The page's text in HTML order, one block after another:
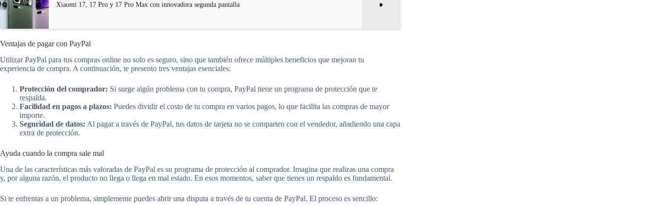
Xiaomi 17, 17 Pro y 17 Pro Max con innovadora segunda pantalla
Ventajas de pagar con PayPal
Utilizar PayPal para tus compras online no solo es seguro, sino que también ofrece múltiples beneficios que mejoran tu
experiencia de compra. A continuación, te presento tres ventajas esenciales:
Protección del comprador: Si surge algún problema con tu compra, PayPal tiene un programa de protección que te
respalda.
Facilidad en pagos a plazos: Puedes dividir el costo de tu compra en varios pagos, lo que facilita las compras de mayor
importe.
Seguridad de datos: Al pagar a través de PayPal, tus datos de tarjeta no se comparten con el vendedor, añadiendo una capa
extra de protección.
Ayuda cuando la compra sale mal
Una de las características más valoradas de PayPal es su programa de protección al comprador. Imagina que realizas una compra
y, por alguna razón, el producto no llega o llega en mal estado. En esos momentos, saber que tienes un respaldo es fundamental.
Si te enfrentas a un problema, simplemente puedes abrir una disputa a través de tu cuenta de PayPal. El proceso es sencillo: